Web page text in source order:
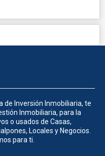
de Inversión Inmobiliaria, te
Inmobiliaria, para la
o usados de Casas,
Locales y Negocios.
para ti.